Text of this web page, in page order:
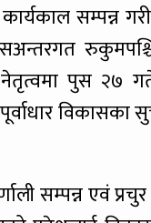
सम्पन्न
नेतृत्वमा पुस २७
विकासका
सम्पन्न एवं